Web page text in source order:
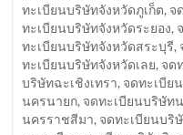
ทะเบียนบริษัทจังหวัดภูเก็ต, จ
ทะเบียนบริษัทจังหวัดระยอง,
ทะเบียนบริษัทจังหวัดสระบุรี,
ทะเบียนบริษัทจังหวัดเลย, จด
บริษัทฉะเชิงเทรา, จดทะเบีย
นครนายก, จดทะเบียนบริษัท
นครราชสีมา, จดทะเบียนบริ